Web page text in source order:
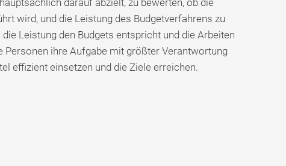
wird, und die Leistung des Budgetverfahrens zu
Leistung den Budgets entspricht und die Arbeiten
ihre Aufgabe mit größter Verantwortung
effizient einsetzen und die Ziele erreichen.